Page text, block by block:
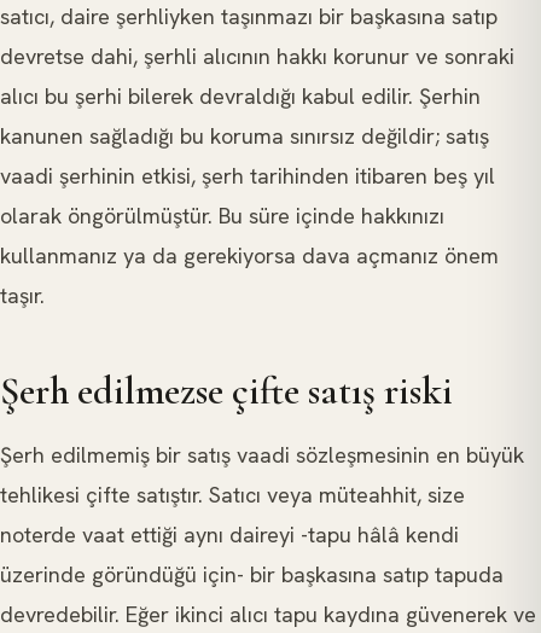
satıcı, daire şerhliyken taşınmazı bir başkasına satıp
devretse dahi, şerhli alıcının hakkı korunur ve sonraki
alıcı bu şerhi bilerek devraldığı kabul edilir. Şerhin
kanunen sağladığı bu koruma sınırsız değildir; satış
vaadi şerhinin etkisi, şerh tarihinden itibaren beş yıl
olarak öngörülmüştür. Bu süre içinde hakkınızı
kullanmanız ya da gerekiyorsa dava açmanız önem
taşır.
Şerh edilmezse çifte satış riski
Şerh edilmemiş bir satış vaadi sözleşmesinin en büyük
tehlikesi çifte satıştır. Satıcı veya müteahhit, size
noterde vaat ettiği aynı daireyi -tapu hâlâ kendi
üzerinde göründüğü için- bir başkasına satıp tapuda
devredebilir. Eğer ikinci alıcı tapu kaydına güvenerek ve